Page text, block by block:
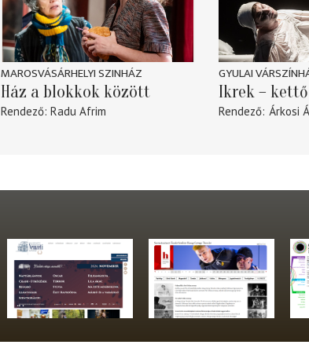
MAROSVÁSÁRHELYI SZINHÁZ
Ház a blokkok között
Rendező Radu Afrim
GYULAI
Ikrek – kettő
Rendező Árkosi